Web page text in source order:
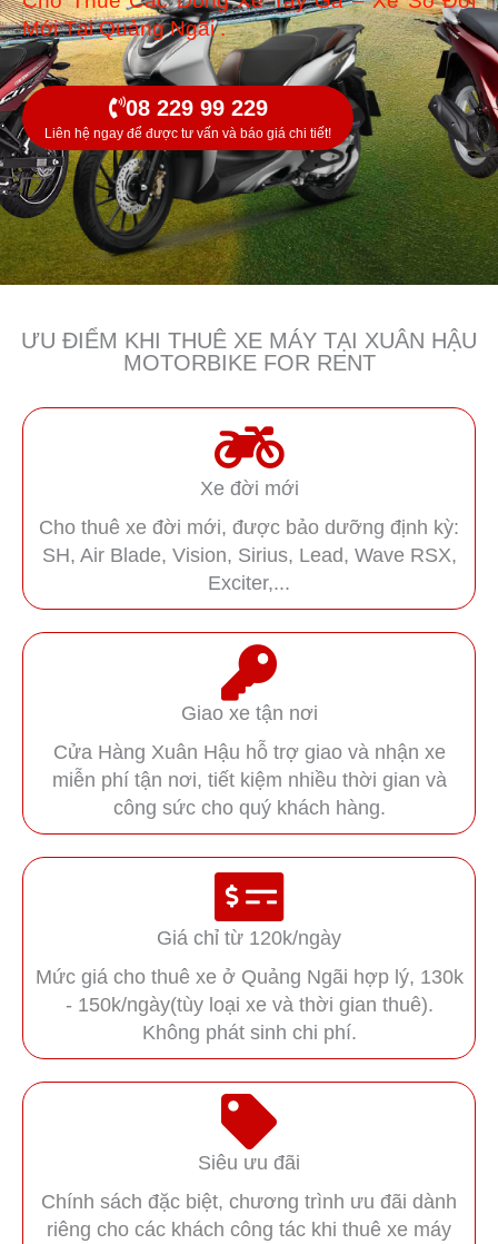
Mới Tại Quảng Ngãi .
08 229 99 229
Liên hệ ngay để được tư vấn và báo giá chi tiết!
ƯU ĐIỂM KHI THUÊ XE MÁY TẠI XUÂN HẬU
MOTORBIKE FOR RENT
Xe đời mới
Cho thuê xe đời mới, được bảo dưỡng định kỳ:
SH, Air Blade, Vision, Sirius, Lead, Wave RSX,
Exciter,...
Giao xe tận nơi
Cửa Hàng Xuân Hậu hỗ trợ giao và nhận xe
miễn phí tận nơi, tiết kiệm nhiều thời gian và
công sức cho quý khách hàng.
Giá chỉ từ 120k/ngày
Mức giá cho thuê xe ở Quảng Ngãi hợp lý, 130k
- 150k/ngày(tùy loại xe và thời gian thuê).
Không phát sinh chi phí.
Siêu ưu đãi
Chính sách đặc biệt, chương trình ưu đãi dành
riêng cho các khách công tác khi thuê xe máy